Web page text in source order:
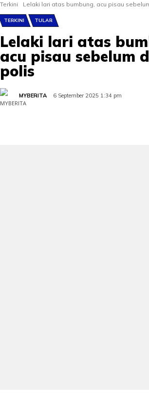
Terkini Lelaki lari atas bumbung, acu pisau
TERKINI TULAR
Lelaki lari atas
acu pisau sebelum
polis
MYBERITA 6 September 2025 1:34 pm